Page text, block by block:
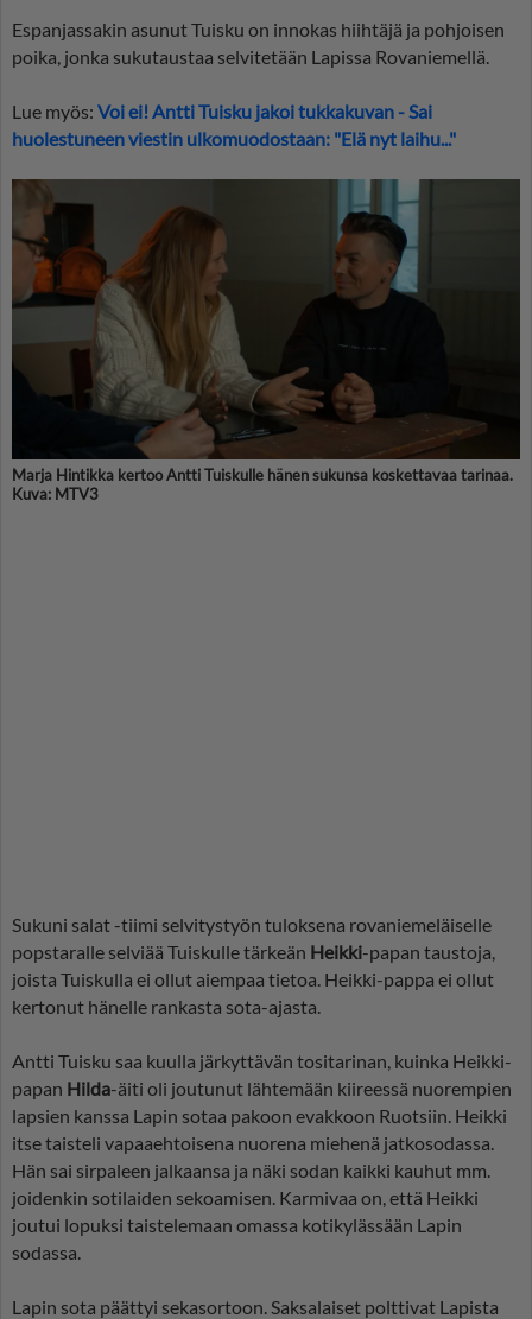
Espanjassakin asunut Tuisku on innokas hiihtäjä ja pohjoisen
poika, jonka sukutaustaa selvitetään Lapissa Rovaniemellä.
Lue myös: Voi ei! Antti Tuisku jakoi tukkakuvan - Sai
huolestuneen viestin ulkomuodostaan: "Elä nyt laihu..."
Marja Hintikka kertoo Antti Tuiskulle hänen sukunsa koskettavaa tarinaa.
Kuva: MTV3
Sukuni salat -tiimi selvitystyön tuloksena rovaniemeläiselle
popstaralle selviää Tuiskulle tärkeän Heikki-papan taustoja,
joista Tuiskulla ei ollut aiempaa tietoa. Heikki-pappa ei ollut
kertonut hänelle rankasta sota-ajasta.
Antti Tuisku saa kuulla järkyttävän tositarinan, kuinka Heikki-
papan Hilda-äiti oli joutunut lähtemään kiireessä nuorempien
lapsien kanssa Lapin sotaa pakoon evakkoon Ruotsiin. Heikki
itse taisteli vapaaehtoisena nuorena miehenä jatkosodassa.
Hän sai sirpaleen jalkaansa ja näki sodan kaikki kauhut mm.
joidenkin sotilaiden sekoamisen. Karmivaa on, että Heikki
joutui lopuksi taistelemaan omassa kotikylässään Lapin
sodassa.
Lapin sota päättyi sekasortoon. Saksalaiset polttivat Lapista